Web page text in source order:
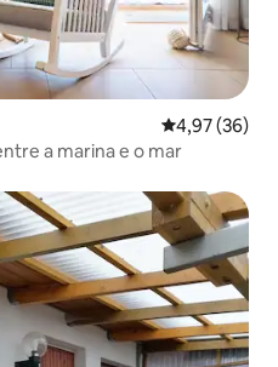
4,97 de uma
4,97 (36)
a marina e o mar